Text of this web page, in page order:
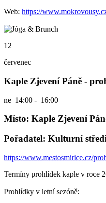
Web: https://
12
červenec
Kaple Zjevení Páně -
ne 14:00 - 16:00
Místo: Kaple Zjevení
Pořadatel: Kulturní
https://www.mestosmirice.cz/
Termíny prohlídek kaple v roce
Prohlídky v letní sezóně: